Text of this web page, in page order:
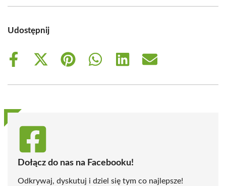
Udostępnij
Share
Share
(Twitter)
Share
Share
Share
Share
Dołącz do nas na Facebooku!
Odkrywaj, dyskutuj i dziel się tym co najlepsze!